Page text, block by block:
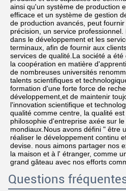
ainsi qu'un système de production
efficace et un système de gestion
de production avancés, peut
précision, un service
dans le développement et les
terminaux, afin de fournir aux
services de qualité.La société a
la coopération en matière
de nombreuses universités
talents scientifiques et
formation d'une forte force de
développement,et de maintenir
l'innovation scientifique et
qualité comme centre, la qualité
philosophie d'entreprise axée sur
mondiaux.Nous avons défini " être
réaliser le développement continu
devise. nous aimons partager nos
la maison et à l' étranger, comme
grand gâteau avec nos efforts
Questions